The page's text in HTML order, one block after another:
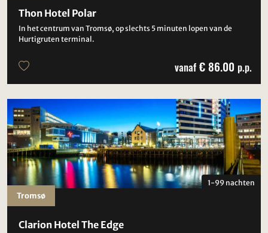
Thon Hotel Polar
In het centrum van Tromsø, op slechts 5 minuten lopen van de
Hurtigruten terminal.
vanaf € 86.00 p.p.
Clarion Hotel The Edge
1-99 nachten
Tromsø